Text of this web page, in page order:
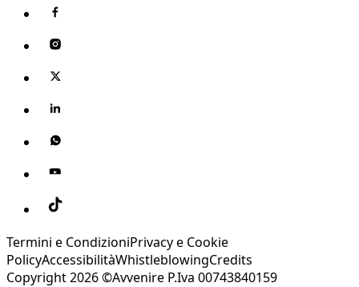
Termini e CondizioniPrivacy e Cookie
PolicyAccessibilitàWhistleblowingCredits
Copyright 2026 ©Avvenire P.Iva 00743840159